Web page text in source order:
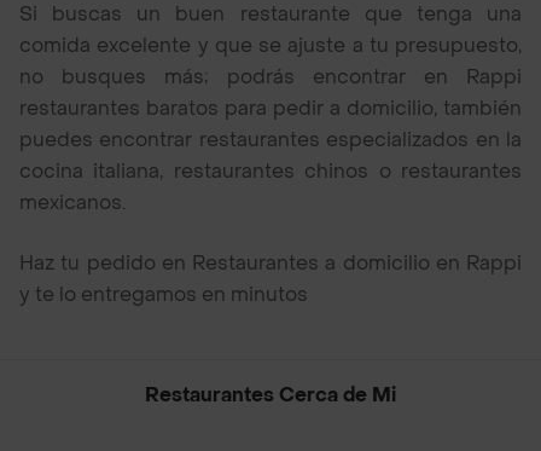
Si buscas un buen restaurante que tenga una
comida excelente y que se ajuste a tu presupuesto,
no busques más; podrás encontrar en Rappi
restaurantes baratos para pedir a domicilio, también
puedes encontrar restaurantes especializados en la
cocina italiana, restaurantes chinos o restaurantes
mexicanos.
Haz tu pedido en Restaurantes a domicilio en Rappi
y te lo entregamos en minutos
Restaurantes Cerca de Mi